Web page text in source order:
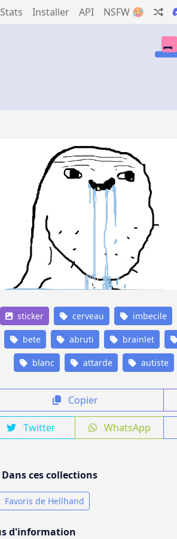
Stats Installer API NSFW 🥵
sticker cerveau imbecile
bete abruti brainlet
blanc attarde autiste
Copier
Twitter WhatsApp
Dans ces collections
Favoris de Hellhand
d'information